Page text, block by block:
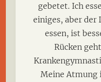
gebetet. Ich
einiges, aber der
essen, ist
Rücken
Meine Atmung